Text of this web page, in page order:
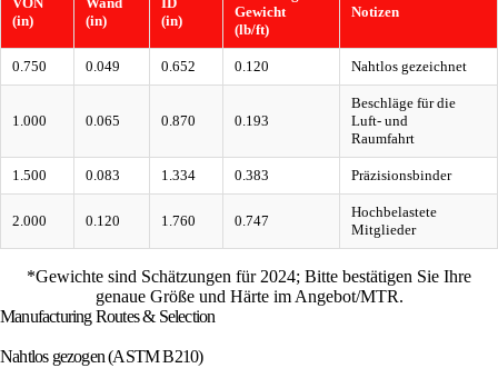
(in)
(in)
(in)
Gewicht
(lb/ft)
Notizen
0.750 0.049 0.652 0.120 Nahtlos gezeichnet
1.000 0.065 0.870 0.193
Beschläge für die
Luft- und
Raumfahrt
1.500 0.083 1.334 0.383 Präzisionsbinder
2.000 0.120 1.760 0.747
Hochbelastete
Mitglieder
*Gewichte sind Schätzungen für 2024; Bitte bestätigen Sie Ihre
genaue Größe und Härte im Angebot/MTR.
Manufacturing Routes & Selection
Nahtlos gezogen (ASTM B210)